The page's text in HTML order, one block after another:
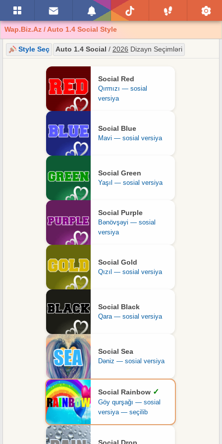
Wap.Biz.Az / Auto 1.4 Social Style
Style Seç Auto 1.4 Social / 2026 Dizayn Seçimləri
Social Red
Qırmızı — sosial
versiya
Social Blue
Mavi — sosial versiya
Social Green
Yaşıl — sosial versiya
Social Purple
Bənövşəyi — sosial
versiya
Social Gold
Qızıl — sosial versiya
Social Black
Qara — sosial versiya
Social Sea
Dəniz — sosial versiya
Social Rainbow ✓
Göy qurşağı — sosial
versiya — seçilib